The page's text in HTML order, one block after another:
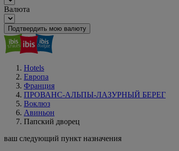
Валюта
Подтвердить мою валюту
Hotels
Европа
Франция
ПРОВАНС-АЛЬПЫ-ЛАЗУРНЫЙ БЕРЕГ
Воклюз
Авиньон
Папский дворец
ваш следующий пункт назначения